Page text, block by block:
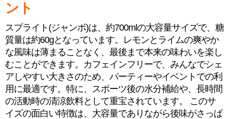
ント
スプライト(ジャンボ)は、約700mlの大容量サイズで、糖
質量は約60gとなっています。レモンとライムの爽やか
な風味は薄まることなく、最後まで本来の味わいを楽し
むことができます。カフェインフリーで、みんなでシェ
アしやすい大きさのため、パーティーやイベントでの利
用に最適です。特に、スポーツ後の水分補給や、長時間
の活動時の清涼飲料として重宝されています。 このサ
イズの面白い特徴は、大容量でありながら後味がさっぱ